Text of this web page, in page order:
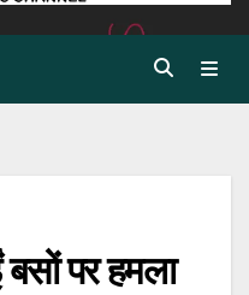
पर हमला